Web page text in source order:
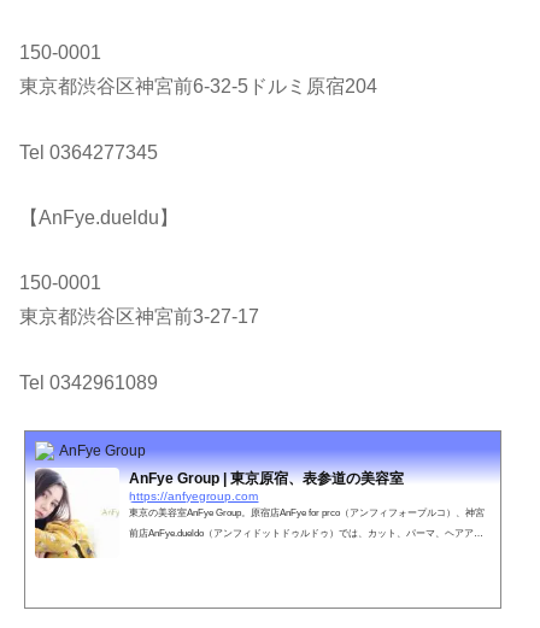
150-0001
東京都渋谷区神宮前6-32-5ドルミ原宿204
Tel 0364277345
【AnFye.dueldu】
150-0001
東京都渋谷区神宮前3-27-17
Tel 0342961089
AnFye Group
AnFye Group | 東京原宿、表参道の美容室
https://anfyegroup.com
東京の美容室AnFye Group。原宿店AnFye for prco（アンフィフォープルコ）、神宮
前店AnFye.dueldo（アンフィドットドゥルドゥ）では、カット、パーマ、ヘアアレ